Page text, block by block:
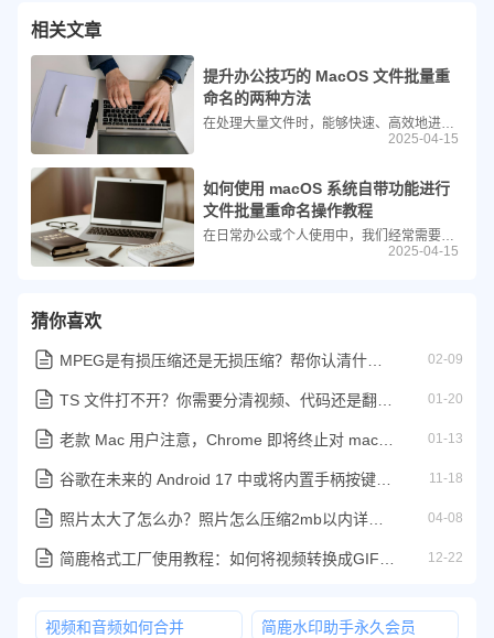
相关文章
提升办公技巧的 MacOS 文件批量重
命名的两种方法
2025-04-15
如何使用 macOS 系统自带功能进行
文件批量重命名操作教程
2025-04-15
猜你喜欢
02-09
01-20
01-13
11-18
04-08
12-22
视频和音频如何合并 简鹿水印助手永久会员